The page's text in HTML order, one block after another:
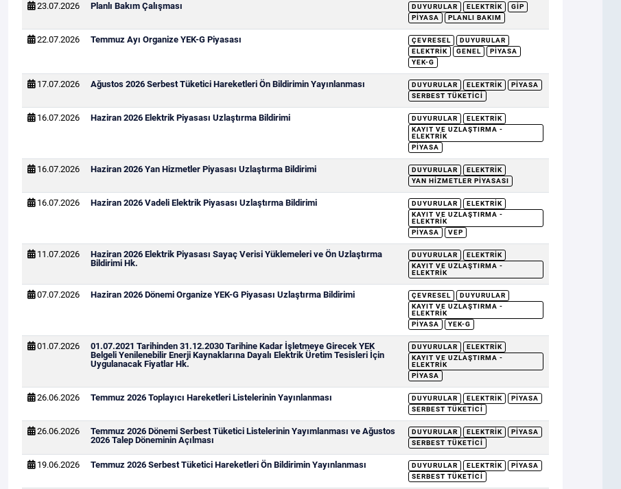
23.07.2026 Planlı Bakım Çalışması DUYURULAR ELEKTRIK
GİP
PIYASA
PLANLI BAKIM
22.07.2026 Temmuz Ayı Organize YEK-G Piyasası ÇEVRESEL
DUYURULAR
ELEKTRIK
GENEL
PIYASA
YEK-G
17.07.2026 Ağustos 2026 Serbest Tüketici Hareketleri Ön Bildirimin Yayınlanması DUYURULAR ELEKTRIK
PIYASA
SERBEST TÜKETICI
16.07.2026 Haziran 2026 Elektrik Piyasası Uzlaştırma Bildirimi DUYURULAR
ELEKTRIK
KAYIT VE UZLAŞTIRMA -
ELEKTRIK
PIYASA
16.07.2026 Haziran 2026 Yan Hizmetler Piyasası Uzlaştırma Bildirimi DUYURULAR
ELEKTRIK
YAN HIZMETLER PIYASASI
16.07.2026 Haziran 2026 Vadeli Elektrik Piyasası Uzlaştırma Bildirimi DUYURULAR
ELEKTRIK
KAYIT VE UZLAŞTIRMA -
ELEKTRIK
PIYASA
VEP
11.07.2026
Haziran 2026 Elektrik Piyasası Sayaç Verisi Yüklemeleri ve Ön Uzlaştırma
Bildirimi Hk.
DUYURULAR
ELEKTRIK
KAYIT VE UZLAŞTIRMA -
ELEKTRIK
07.07.2026 Haziran 2026 Dönemi Organize YEK-G Piyasası Uzlaştırma Bildirimi ÇEVRESEL
DUYURULAR
KAYIT VE UZLAŞTIRMA -
ELEKTRIK
PIYASA
YEK-G
01.07.2026
01.07.2021 Tarihinden 31.12.2030 Tarihine Kadar İşletmeye Girecek YEK
Belgeli Yenilenebilir Enerji Kaynaklarına Dayalı Elektrik Üretim Tesisleri İçin
Uygulanacak Fiyatlar Hk.
DUYURULAR
ELEKTRIK
KAYIT VE UZLAŞTIRMA -
ELEKTRIK
PIYASA
26.06.2026 Temmuz 2026 Toplayıcı Hareketleri Listelerinin Yayınlanması DUYURULAR ELEKTRIK
PIYASA
SERBEST TÜKETICI
26.06.2026
Temmuz 2026 Dönemi Serbest Tüketici Listelerinin Yayımlanması ve Ağustos
2026 Talep Döneminin Açılması
DUYURULAR ELEKTRIK
PIYASA
SERBEST TÜKETICI
19.06.2026 Temmuz 2026 Serbest Tüketici Hareketleri Ön Bildirimin Yayınlanması DUYURULAR ELEKTRIK
PIYASA
SERBEST TÜKETICI